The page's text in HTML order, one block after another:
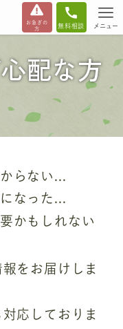
お急ぎの
方
無料相談 メニュー
配な方
らない...
なった...
かもしれない
をお届けしま
応しておりま